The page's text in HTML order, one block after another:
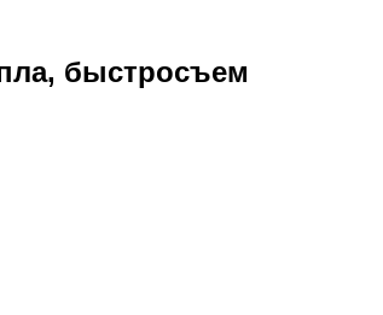
быстросъем